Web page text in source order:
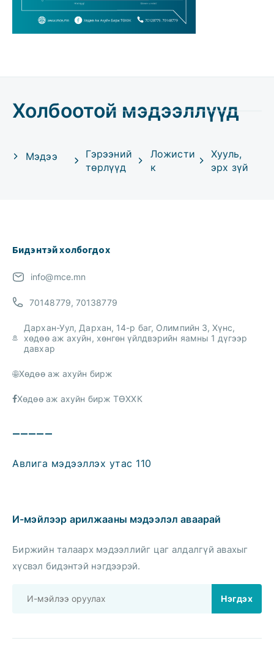
Холбоотой мэдээллүүд
Мэдээ
Гэрээний
төрлүүд
Ложисти
к
Хууль,
эрх зүй
Бидэнтэй холбогдох
info@mce.mn
70148779, 70138779
Дархан-Уул, Дархан, 14-р баг, Олимпийн 3, Хүнс,
хөдөө аж ахуйн, хөнгөн үйлдвэрийн яамны 1 дүгээр
давхар
Хөдөө аж ахуйн бирж
Хөдөө аж ахуйн бирж ТӨХХК
—————
Авлига мэдээллэх утас 110
И-мэйлээр арилжааны мэдээлэл аваарай
Биржийн талаарх мэдээллийг цаг алдалгүй авахыг
хүсвэл бидэнтэй нэгдээрэй.